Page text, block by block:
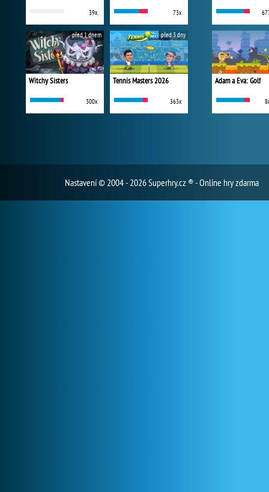
39x 73x
Witchy Sisters
300x
před 1 dnem
Tennis Masters 2026
363x
před 3 dny
Adam a Eva: Golf
Nastavení© 2004 - 2026 Superhry.cz ® - Online hry zdarma